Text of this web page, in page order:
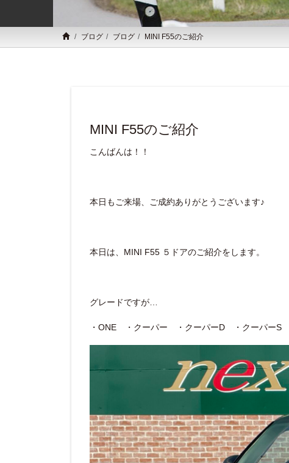
ブログ ブログ MINI F55のご紹介
MINI F55のご紹介
こんばんは！！
本日もご来場、ご成約ありがとうございます♪
本日は、MINI F55 ５ドアのご紹介をします。
グレードですが…
・ONE ・クーパー ・クーパーD ・クーパーS